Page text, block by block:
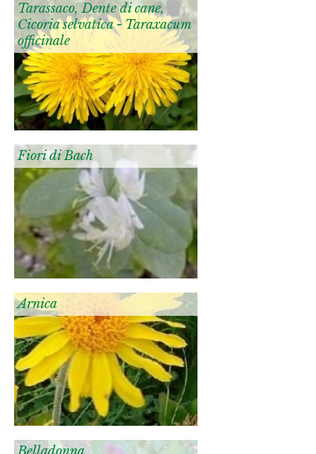
Tarassaco, Dente di cane,
Cicoria selvatica - Taraxacum
officinale
Fiori di Bach
Arnica